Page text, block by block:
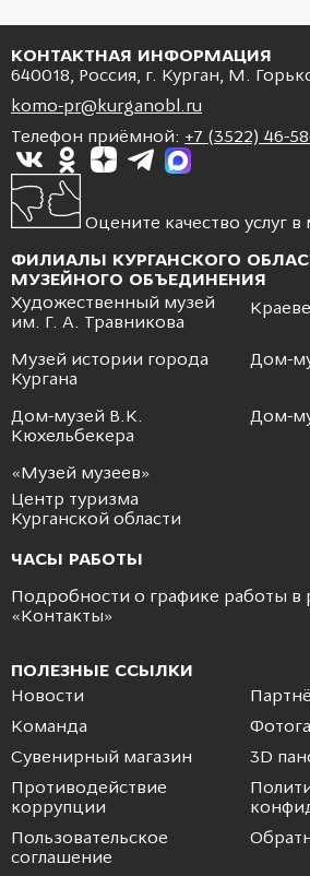
КОНТАКТНАЯ ИНФОРМАЦИЯ
640018, Россия, г. Курган, М.
komo-pr@kurganobl.ru
Телефон приёмной: +7 (3522) 46-
Оцените качество услуг в
ФИЛИАЛЫ КУРГАНСКОГО
МУЗЕЙНОГО ОБЪЕДИНЕНИЯ
Художественный музей
им. Г. А. Травникова
Музей истории города
Кургана
Дом-
Дом-музей В.К.
Кюхельбекера
Дом-
«Музей музеев»
Центр туризма
Курганской области
ЧАСЫ РАБОТЫ
Подробности о графике работы в
«Контакты»
ПОЛЕЗНЫЕ ССЫЛКИ
Новости
Команда
Сувенирный магазин
3D
Противодействие
коррупции
Пользовательское
соглашение